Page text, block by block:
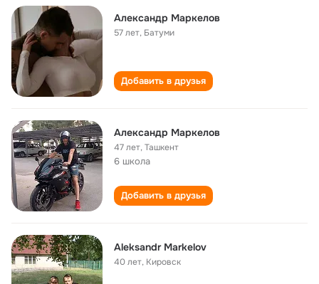
Александр Маркелов
57 лет, Батуми
Добавить в друзья
Александр Маркелов
47 лет,Ташкент
6 школа
Добавить в друзья
Aleksandr Markelov
40 лет, Кировск